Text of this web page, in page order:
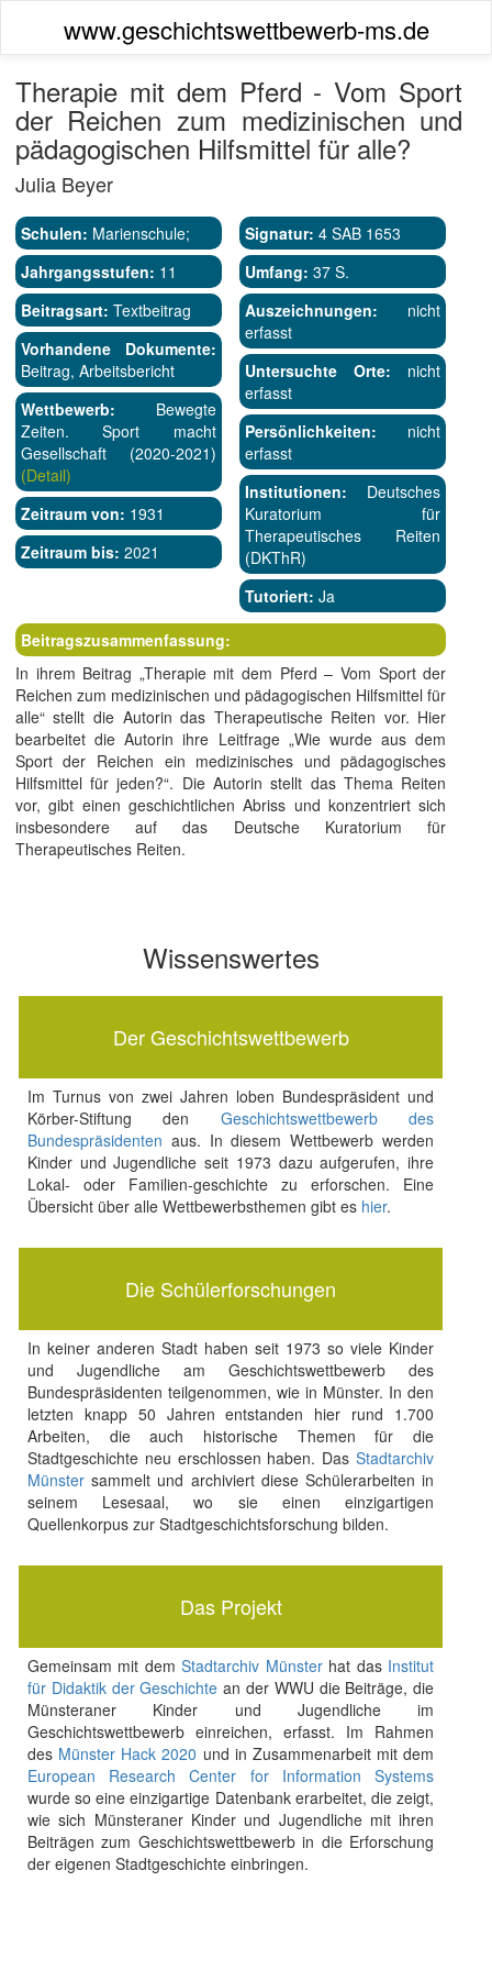
www.geschichtswettbewerb-ms.de
Therapie mit dem Pferd - Vom Sport
der Reichen zum medizinischen und
pädagogischen Hilfsmittel für alle?
Julia Beyer
Schulen: Marienschule;
Jahrgangsstufen: 11
Beitragsart: Textbeitrag
Vorhandene Dokumente:
Beitrag, Arbeitsbericht
Wettbewerb: Bewegte
Zeiten. Sport macht
Gesellschaft (2020-2021)
(Detail)
Zeitraum von: 1931
Zeitraum bis: 2021
Signatur: 4 SAB 1653
Umfang: 37 S.
Auszeichnungen: nicht
erfasst
Untersuchte Orte: nicht
erfasst
Persönlichkeiten: nicht
erfasst
Institutionen: Deutsches
Kuratorium für
Therapeutisches Reiten
(DKThR)
Tutoriert: Ja
Beitragszusammenfassung:
In ihrem Beitrag „Therapie mit dem Pferd – Vom Sport der
Reichen zum medizinischen und pädagogischen Hilfsmittel für
alle“ stellt die Autorin das Therapeutische Reiten vor. Hier
bearbeitet die Autorin ihre Leitfrage „Wie wurde aus dem
Sport der Reichen ein medizinisches und pädagogisches
Hilfsmittel für jeden?“. Die Autorin stellt das Thema Reiten
vor, gibt einen geschichtlichen Abriss und konzentriert sich
insbesondere auf das Deutsche Kuratorium für
Therapeutisches Reiten.
Wissenswertes
Der Geschichtswettbewerb
Im Turnus von zwei Jahren loben Bundespräsident und
Körber-Stiftung den Geschichtswettbewerb des
Bundespräsidenten aus. In diesem Wettbewerb werden
Kinder und Jugendliche seit 1973 dazu aufgerufen, ihre
Lokal- oder Familien-geschichte zu erforschen. Eine
Übersicht über alle Wettbewerbsthemen gibt es hier.
Die Schülerforschungen
In keiner anderen Stadt haben seit 1973 so viele Kinder
und Jugendliche am Geschichtswettbewerb des
Bundespräsidenten teilgenommen, wie in Münster. In den
letzten knapp 50 Jahren entstanden hier rund 1.700
Arbeiten, die auch historische Themen für die
Stadtgeschichte neu erschlossen haben. DasStadtarchiv
Münstersammelt und archiviert diese Schülerarbeiten in
seinem Lesesaal, wo sie einen einzigartigen
Quellenkorpus zur Stadtgeschichtsforschung bilden.
Das Projekt
Gemeinsam mit demStadtarchiv Münsterhat das Institut
für Didaktik der Geschichte an der WWU die Beiträge, die
Münsteraner Kinder und Jugendliche im
Geschichtswettbewerb einreichen, erfasst. Im Rahmen
des Münster Hack 2020 und in Zusammenarbeit mit dem
European Research Center for Information Systems
wurde so eine einzigartige Datenbank erarbeitet, die zeigt,
wie sich Münsteraner Kinder und Jugendliche mit ihren
Beiträgen zum Geschichtswettbewerb in die Erforschung
der eigenen Stadtgeschichte einbringen.